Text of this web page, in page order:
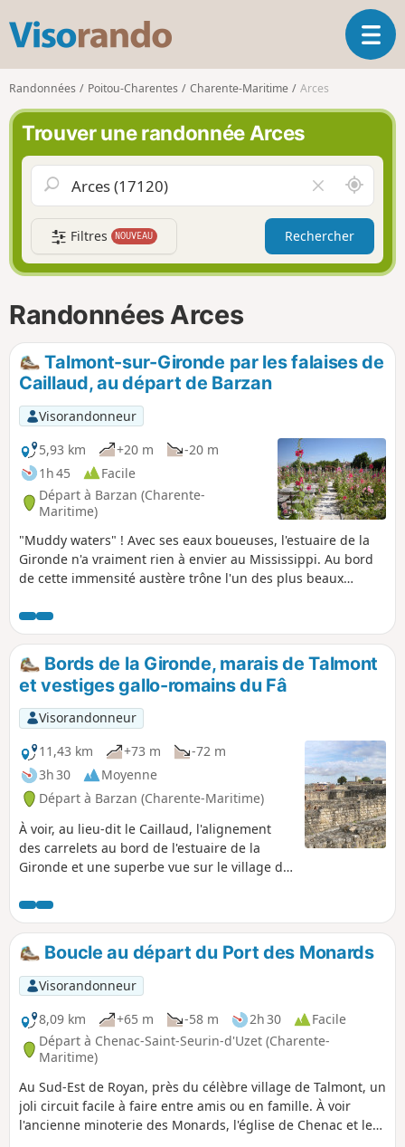
s
o
r
n
d
O
u
l
a
i
g
o
n
Randonnées Poitou-Charentes Charente-Maritime Arces
Trouver une randonnée Arces
i
d
e
r
l
a
m
A
u
t
u
r
o
i
Filtres NOUVEAU Rechercher
Randonnées Arces
Talmont-sur-Gironde par les falaises de
Caillaud, au départ de Barzan
Visorandonneur
5,93 km
+20 m
-20 m
1h 45
Facile
Départ à Barzan (Charente-
Maritime)
"Muddy waters" ! Avec ses eaux boueuses, l'estuaire de la
Gironde n'a vraiment rien à envier au Mississippi. Au bord
de cette immensité austère trône l'un des plus beaux
Bords de la Gironde, marais de Talmont
et vestiges gallo-romains du Fâ
Visorandonneur
11,43 km
+73 m
-72 m
3h 30
Moyenne
Départ à Barzan (Charente-Maritime)
À voir, au lieu-dit le Caillaud, l'alignement
des carrelets au bord de l'estuaire de la
Gironde et une superbe vue sur le village de
promontoire rocheux. Vous passerez au pied
d'un amer, point de repère fixe qui était
utilisé pour la navigation sur l'estuaire de la
Gironde et vous traverserez le Fâ, site
archéologique gallo-romain majeur.
Boucle au départ du Port des Monards
Visorandonneur
8,09 km
+65 m -58 m 2h 30
Facile
Départ à Chenac-Saint-Seurin-d'Uzet (Charente-
Maritime)
Au Sud-Est de Royan, près du célèbre village de Talmont, un
joli circuit facile à faire entre amis ou en famille. À voir
l'ancienne minoterie des Monards, l'église de Chenac et les